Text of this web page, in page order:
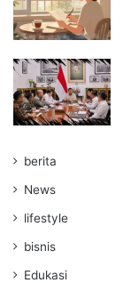
berita
News
lifestyle
bisnis
Edukasi